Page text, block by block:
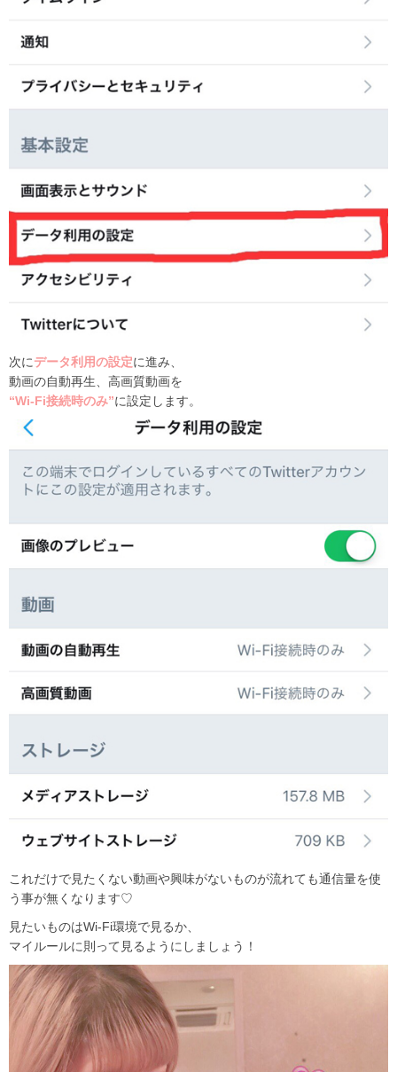
次にデータ利用の設定に進み、
動画の自動再生、高画質動画を
“Wi-Fi接続時のみ”に設定します。
これだけで見たくない動画や興味がないものが流れても通信量を使
う事が無くなります♡
見たいものはWi-Fi環境で見るか、
マイルールに則って見るようにしましょう！